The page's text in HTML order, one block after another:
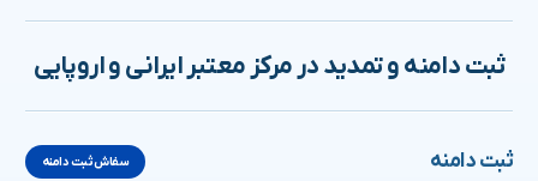
ثبت دامنه و تمدید در مرکز معتبر ایرانی و اروپایی
ثبت دامنه سفاش ثبت دامنه